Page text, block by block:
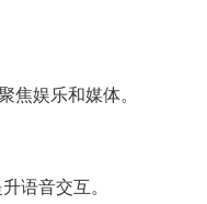
焦娱乐和媒体。
语音交互。